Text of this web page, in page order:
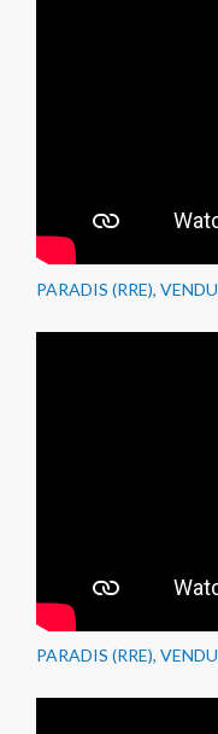
PARADIS (RRE), VENDU
PARADIS (RRE), VENDU